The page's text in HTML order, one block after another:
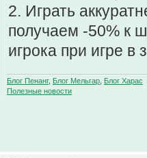
2. Играть
получаем -50% к
игрока при игре в
Блог Пенанг, Блог Мельгар Блог Харас
Полезные новости